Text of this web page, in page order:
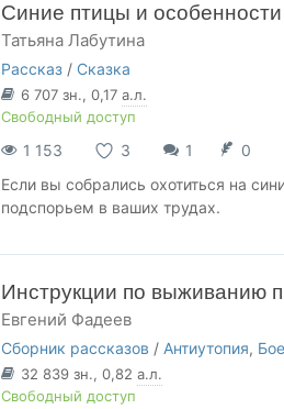
Синие птицы и
Татьяна Лабутина
Рассказ / Сказка
6 707 зн., 0,17 а.л.
Свободный доступ
1 153 3 1
0
Если вы собрались охотиться на
подспорьем в ваших трудах.
Инструкции по выживанию
Евгений Фадеев
Сборник рассказов / Антиутопия,
32 839 зн., 0,82 а.л.
Свободный доступ